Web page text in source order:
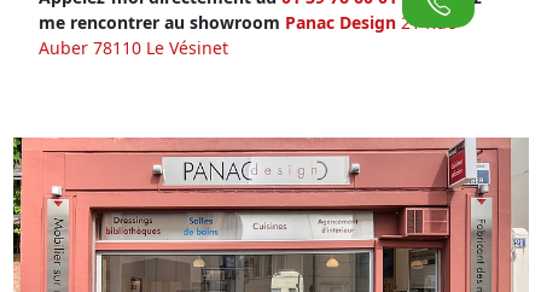
me rencontrer au showroom Panac Design 21 Rue
Auber 78110 Le Vésinet